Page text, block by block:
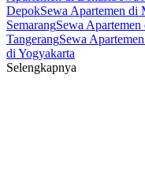
DepokSewa Apartemen di
SemarangSewa Apartemen
TangerangSewa
di Yogyakarta
Selengkapnya